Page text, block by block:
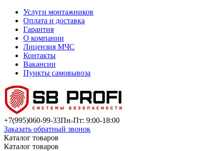
Услуги монтажников
Оплата и доставка
Гарантия
О компании
Лицензия МЧС
Контакты
Вакансии
Пункты самовывоза
+7(995)060-99-33Пн-Пт: 9:00-18:00
Заказать обратный звонок
Каталог товаров
Каталог товаров